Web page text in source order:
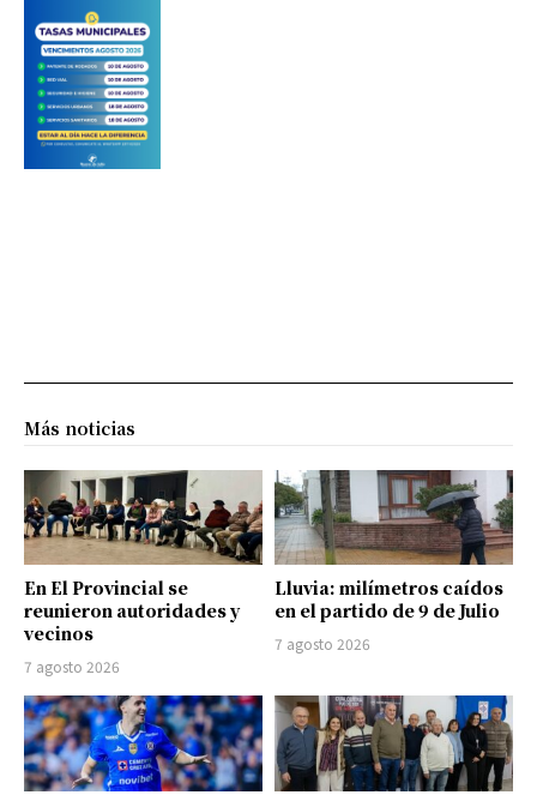
Más noticias
En El Provincial se
reunieron autoridades y
vecinos
7 agosto 2026
Lluvia: milímetros caídos
en el partido de 9 de Julio
7 agosto 2026